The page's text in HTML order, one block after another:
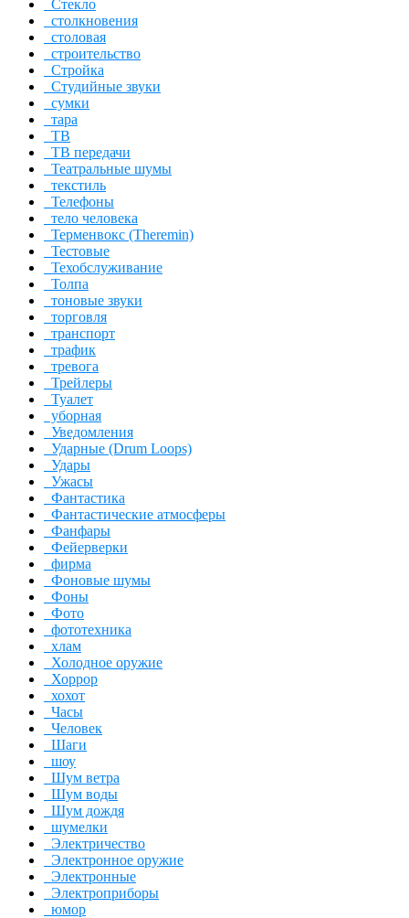
Стекло
столкновения
столовая
строительство
Стройка
Студийные звуки
сумки
тара
ТВ
ТВ передачи
Театральные шумы
текстиль
Телефоны
тело человека
Терменвокс (Theremin)
Тестовые
Техобслуживание
Толпа
тоновые звуки
торговля
транспорт
трафик
тревога
Трейлеры
Туалет
уборная
Уведомления
Ударные (Drum Loops)
Удары
Ужасы
Фантастика
Фантастические атмосферы
Фанфары
Фейерверки
фирма
Фоновые шумы
Фоны
Фото
фототехника
хлам
Холодное оружие
Хоррор
хохот
Часы
Человек
Шаги
шоу
Шум ветра
Шум воды
Шум дождя
шумелки
Электричество
Электронное оружие
Электронные
Электроприборы
юмор